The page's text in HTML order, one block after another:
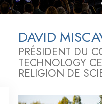
DAVID
PRÉSIDENT DU
TECHNOLOGY
RELIGION DE